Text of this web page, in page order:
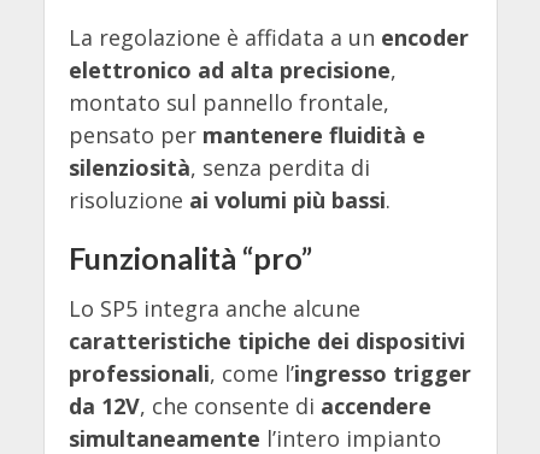
La regolazione è affidata a un encoder
elettronico ad alta precisione,
montato sul pannello frontale,
pensato per mantenere fluidità e
silenziosità, senza perdita di
risoluzione ai volumi più bassi.
Funzionalità “pro”
Lo SP5 integra anche alcune
caratteristiche tipiche dei dispositivi
professionali, come l’ingresso trigger
da 12V, che consente di accendere
simultaneamente l’intero impianto